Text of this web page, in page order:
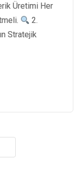
Üretimi Her
2.
Stratejik